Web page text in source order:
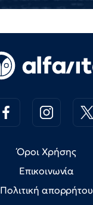
Όροι Χρήσης
Επικοινωνία
Πολιτική απορρήτου